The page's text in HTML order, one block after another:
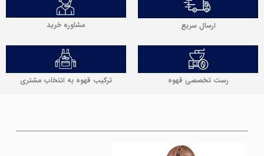
ارسال سریع مشاوره خرید
رست تخصصی قهوه ترکیب قهوه به انتخاب مشتری